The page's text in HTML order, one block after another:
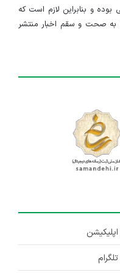
و بنابراین لازم است که
به صحت و سقم اخبار منتشر